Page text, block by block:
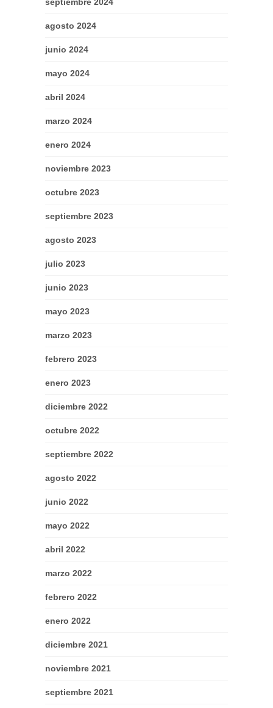
agosto 2024
junio 2024
mayo 2024
abril 2024
marzo 2024
enero 2024
noviembre 2023
octubre 2023
septiembre 2023
agosto 2023
julio 2023
junio 2023
mayo 2023
marzo 2023
febrero 2023
enero 2023
diciembre 2022
octubre 2022
septiembre 2022
agosto 2022
junio 2022
mayo 2022
abril 2022
marzo 2022
febrero 2022
enero 2022
diciembre 2021
noviembre 2021
septiembre 2021